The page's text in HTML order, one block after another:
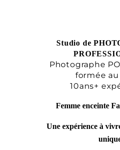
Studio de
Photographe
formée au
10ans+
Femme enceinte
Une expérience à